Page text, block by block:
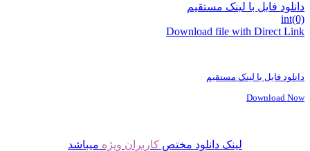
دانلود فایل با لینک مستقیم
int(0)
Download file with Direct Link
دانلود فایل با لینک مستقیم
Download Now
لینک دانلود مختص کاربران ویژه میباشد